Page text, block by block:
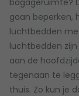
gaan beperken,
luchtbedden
luchtbedden
aan de
tegenaan te
thuis. Zo kun je